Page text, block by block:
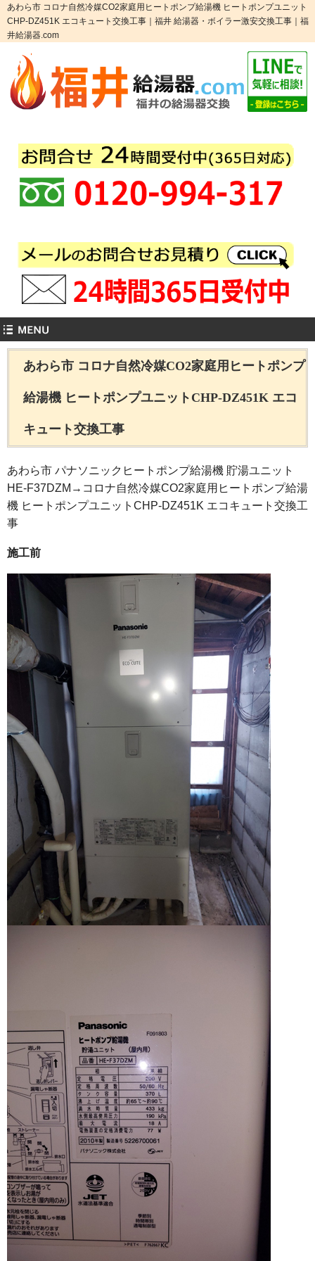
あわら市 コロナ自然冷媒CO2家庭用ヒートポンプ給湯機 ヒートポンプユニット
CHP-DZ451K エコキュート交換工事｜福井 給湯器・ボイラー激安交換工事｜福
井給湯器.com
あわら市 コロナ自然冷媒CO2家庭用ヒートポンプ
給湯機 ヒートポンプユニットCHP-DZ451K エコ
キュート交換工事
あわら市 パナソニックヒートポンプ給湯機 貯湯ユニット
HE-F37DZM→コロナ自然冷媒CO2家庭用ヒートポンプ給湯
機 ヒートポンプユニットCHP-DZ451K エコキュート交換工
事
施工前